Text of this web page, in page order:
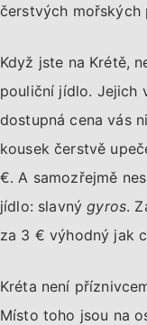
čerstvých mořských
Když jste na Krétě,
pouliční jídlo. Jejich
dostupná cena vás
kousek čerstvě
€. A samozřejmě
jídlo: slavnýgyros.
za 3 € výhodný jak
Kréta není
Místo toho jsou na